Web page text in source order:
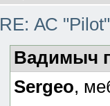
RE: АС
Вадимыч
Sergeo,